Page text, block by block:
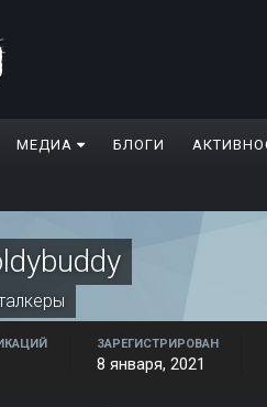
МЕДИА БЛОГИ
ЗАРЕГИСТРИРОВАН
8 января, 2021